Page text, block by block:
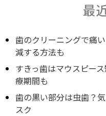
最
歯のクリーニングで痛
減する方法も
すきっ歯はマウスピー
療期間も
歯の黒い部分は虫歯？
スク